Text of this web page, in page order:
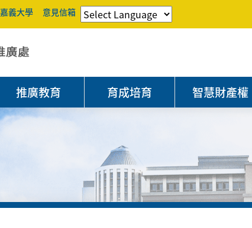
嘉義大學 意見信箱
推廣教育 育成培育 智慧財產權